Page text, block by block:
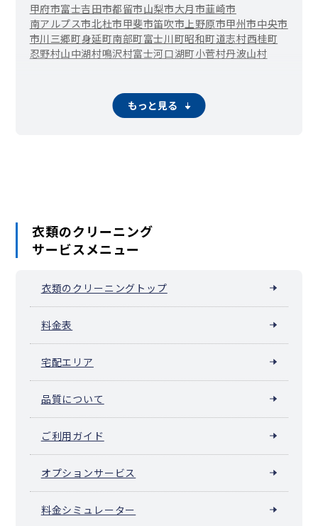
甲府市富士吉田市都留市山梨市大月市韮崎市
南アルプス市北杜市甲斐市笛吹市 上野原市甲州市中央市
市川三郷町身延町南部町富士川町昭和町道志村西桂町
忍野村山中湖村鳴沢村富士河口湖町小菅村丹波山村
もっと見る
衣類のクリーニング
サービスメニュー
衣類のクリーニングトップ
料金表
宅配エリア
品質について
ご利用ガイド
オプションサービス
料金シミュレーター